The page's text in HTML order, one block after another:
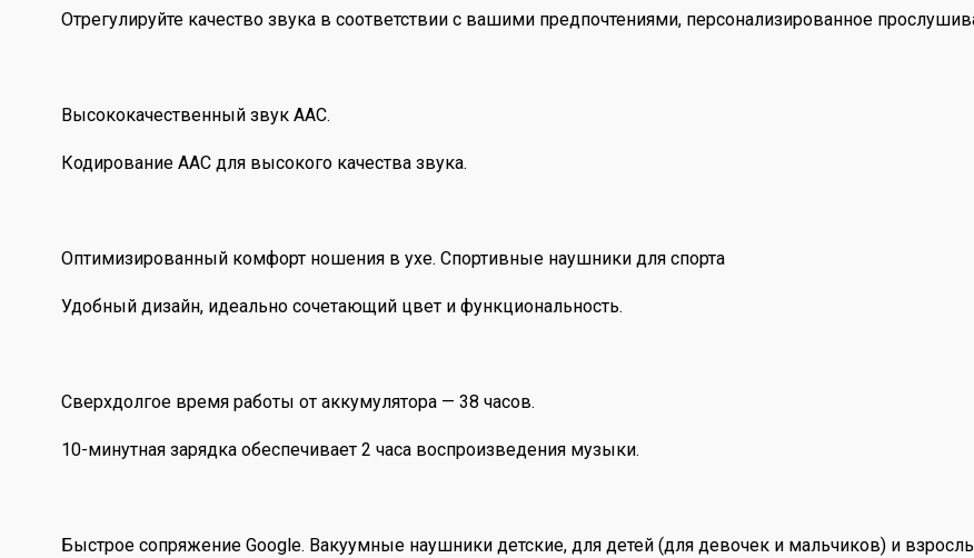
Отрегулируйте качество звука в соответствии с вашими предпочтениями, персонализированное
Высококачественный звук AAC.
Кодирование AAC для высокого качества звука.
Оптимизированный комфорт ношения в ухе. Спортивные наушники для спорта
Удобный дизайн, идеально сочетающий цвет и функциональность.
Сверхдолгое время работы от аккумулятора — 38 часов.
10-минутная зарядка обеспечивает 2 часа воспроизведения музыки.
Быстрое сопряжение Google. Вакуумные наушники детские, для детей (для девочек и мальчиков) и